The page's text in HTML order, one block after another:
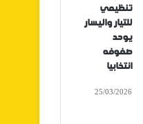
تنظيمي
للتيار واليسار
يوحد
صفوفه
انتخابيا
25/03/2026